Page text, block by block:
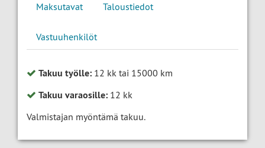
Maksutavat Taloustiedot
Vastuuhenkilöt
Takuu työlle: 12 kk tai 15000 km
Takuu varaosille: 12 kk
Valmistajan myöntämä takuu.